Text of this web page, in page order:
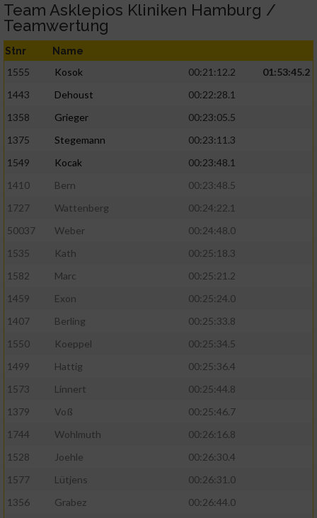
Team Asklepios Kliniken Hamburg /
Teamwertung
Stnr Name
1555 Kosok 00:21:12.2
01:53:45.2
1443
Dehoust
00:22:28.1
1358
Grieger
00:23:05.5
1375
Stegemann
00:23:11.3
1549
Kocak
00:23:48.1
1410
Bern
00:23:48.5
1727
Wattenberg
00:24:22.1
50037
Weber
00:24:48.0
1535
Kath
00:25:18.3
1582
Marc
00:25:21.2
1459
Exon
00:25:24.0
1407
Berling
00:25:33.8
1550
Koeppel
00:25:34.5
1499
Hattig
00:25:36.4
1573
Linnert
00:25:44.8
1379
Voß
00:25:46.7
1744
Wohlmuth
00:26:16.8
1528
Joehle
00:26:30.4
1577
Lütjens
00:26:31.0
1356
Grabez
00:26:44.0